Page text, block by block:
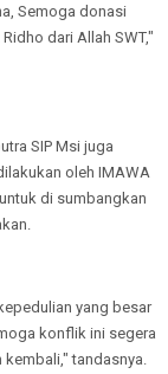
Semoga donasi
dari Allah SWT,"
SIP Msi juga
oleh IMAWA
di sumbangkan
yang besar
konflik ini segera
kembali," tandasnya.